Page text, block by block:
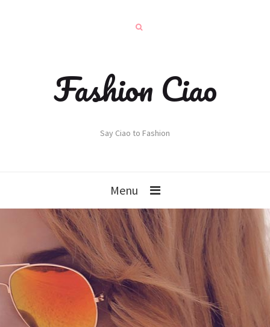
Fashion Ciao
Say Ciao to Fashion
Menu